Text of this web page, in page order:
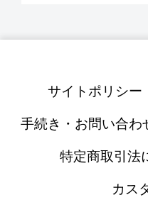
サイトポリシー
手続き・お問い合わ
特定商取引法
カス